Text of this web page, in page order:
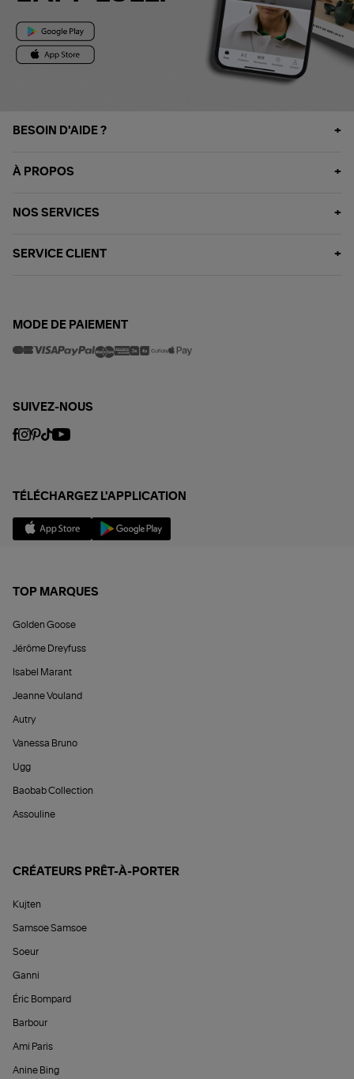
BESOIN D'AIDE ?
À PROPOS
NOS SERVICES
SERVICE CLIENT
MODE DE PAIEMENT
SUIVEZ-NOUS
TÉLÉCHARGEZ L'APPLICATION
TOP MARQUES
Golden Goose
Jérôme Dreyfuss
Isabel Marant
Jeanne Vouland
Autry
Vanessa Bruno
Ugg
Baobab Collection
Assouline
CRÉATEURS PRÊT-À-PORTER
Kujten
Samsoe Samsoe
Soeur
Ganni
Éric Bompard
Barbour
Ami Paris
Anine Bing